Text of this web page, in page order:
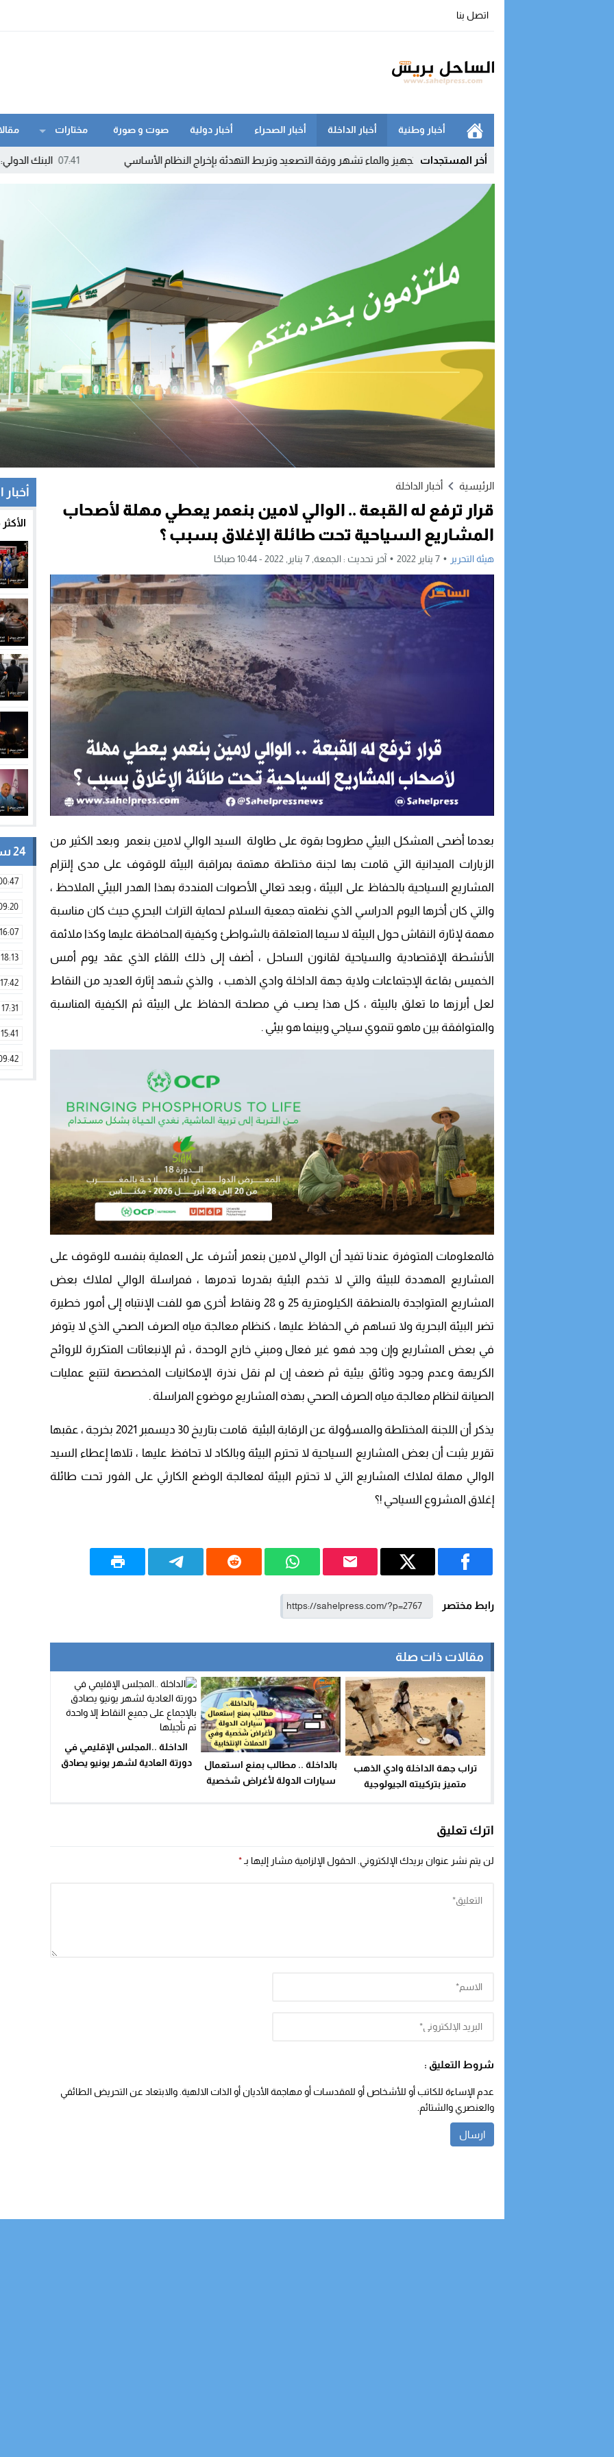
اتصل بنا
أخبار وطنية أخبار الداخلة أخبار الصحراء أخبار دولية صوت و صورة مختارات
أخر المستجدات 07:41 البنك الدولي: التكنولوجيا نقابات التجهيز والماء تشهر ورقة التصعيد وتربط التهدئة بإخراج النظام الأساسي
الرئيسية أخبار الداخلة
قرار ترفع له القبعة .. الوالي لامين بنعمر يعطي مهلة لأصحاب
المشاريع السياحية تحت طائلة الإغلاق بسبب ؟
هيئة التحرير 7 يناير 2022 آخر تحديث : الجمعة, 7 يناير, 2022 - 10:44 صباحًا
بعدما أضحى المشكل البيئي مطروحا بقوة على طاولة السيد الوالي لامين بنعمر وبعد الكثير من
الزيارات الميدانية التي قامت بها لجنة مختلطة مهتمة بمراقبة البيئة للوقوف على مدى إلتزام
المشاريع السياحية بالحفاظ على البيئة ، وبعد تعالي الأصوات المنددة بهذا الهدر البيئي الملاحظ ،
والتي كان أخرها اليوم الدراسي الذي نظمته جمعية السلام لحماية التراث البحري حيث كان مناسبة
مهمة لإثارة النقاش حول البيئة لا سيما المتعلقة بالشواطئ وكيفية المحافظة عليها وكذا ملائمة
الأنشطة الإقتصادية والسياحية لقانون الساحل ، أضف إلى ذلك اللقاء الذي عقد يوم أمس
الخميس بقاعة الإجتماعات ولاية جهة الداخلة وادي الذهب ، والذي شهد إثارة العديد من النقاط
لعل أبرزها ما تعلق بالبيئة ، كل هذا يصب في مصلحة الحفاظ على البيئة ثم الكيفية المناسبة
والمتوافقة بين ماهو تنموي سياحي وبينما هو بيئي .
فالمعلومات المتوفرة عندنا تفيد أن الوالي لامين بنعمر أشرف على العملية بنفسه للوقوف على
المشاريع المهددة للبيئة والتي لا تخدم البئية بقدرما تدمرها ، فمراسلة الوالي لملاك بعض
المشاريع المتواجدة بالمنطقة الكيلومترية 25 و 28 ونقاط أخرى هو للفت الإنتباه إلى أمور خطيرة
تضر البيئة البحرية ولا تساهم في الحفاظ عليها ، كنظام معالجة مياه الصرف الصحي الذي لا يتوفر
في بعض المشاريع وإن وجد فهو غير فعال ومبني خارج الوحدة ، ثم الإنبعاثات المتكررة للروائح
الكريهة وعدم وجود وثائق بيئية ثم ضعف إن لم نقل نذرة الإمكانيات المخصصة لتتبع عمليات
الصيانة لنظام معالجة مياه الصرف الصحي بهذه المشاريع موضوع المراسلة .
يذكر أن اللجنة المختلطة والمسؤولة عن الرقابة البئية قامت بتاريخ 30 ديسمبر 2021 بخرجة ، عقبها
تقرير يثبت أن بعض المشاريع السياحية لا تحترم البيئة وبالكاد لا تحافظ عليها ، تلاها إعطاء السيد
الوالي مهلة لملاك المشاريع التي لا تحترم البيئة لمعالجة الوضع الكارثي على الفور تحت طائلة
إغلاق المشروع السياحي !؟
رابط مختصر
مقالات ذات صلة
تراب جهة الداخلة وادي الذهب
متميز بتركيبته الجيولوجية
بالداخلة .. مطالب بمنع استعمال
سيارات الدولة لأغراض شخصية
الداخلة ..المجلس الإقليمي في
دورتة العادية لشهر يونيو يصادق
اترك تعليق
لن يتم نشر عنوان بريدك الإلكتروني. الحقول الإلزامية مشار إليها بـ *
شروط التعليق :
عدم الإساءة للكاتب أو للأشخاص أو للمقدسات أو مهاجمة الأديان أو الذات الالهية. والابتعاد عن التحريض الطائفي
والعنصري والشتائم.
أخبار
24 ساعة
16:07
18:13
17:42
17:31
15:41